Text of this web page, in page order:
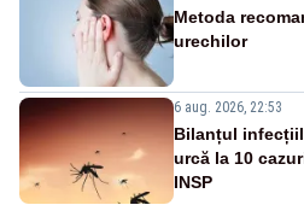
Metoda
urechilor
6 aug. 2026, 22:53
Bilanțul
urcă la 10
INSP